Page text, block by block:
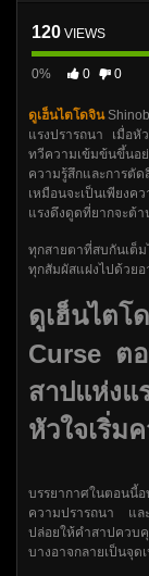
120 VIEWS
0% 0 0
ดูเฮ็นไตโดจิน
แรงปรารถนา เมื่อหั
ทวีความเข้มข้นขึ้นอ
ความรู้สึกและการตั
เหมือนจะเป็นเพีย
แรงดึงดูดที่ยากจะต้
ทุกสายตาที่สบกันเต็
ทุกสัมผัสแฝงไปด้วย
ดูเฮ็นไต
Curse ต
สาปแห่ง
หัวใจเริ่ม
บรรยากาศในตอนนี้
ความปรารถนา แล
ปล่อยให้คำสาปควบ
บางอาจกลายเป็นจุด